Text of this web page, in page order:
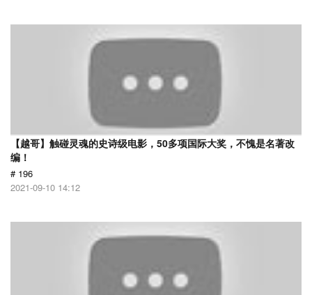
【越哥】触碰灵魂的史诗级电影，50多项国际大奖，不愧是名著改
编！
# 196
2021-09-10 14:12